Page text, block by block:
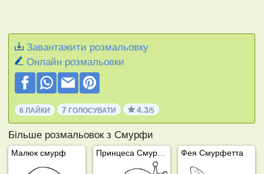
Завантажити розмальовку
Онлайн розмальовки
6 ЛАЙКИ 7 ГОЛОСУВАТИ 4.3/5
Більше розмальовок з Смурфи
Малюк смурф Фея Смурфетта